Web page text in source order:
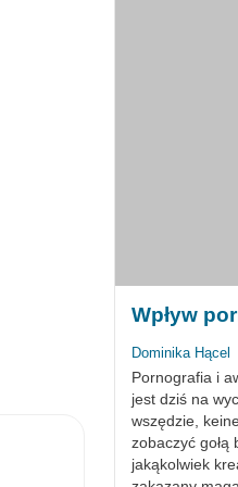
Wpływ
Dominika Hącel
Pornografia i
jest dziś na
wszędzie,
zobaczyć gołą
jakąkolwiek